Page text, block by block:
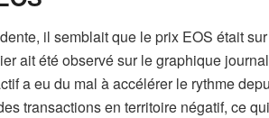
il semblait que le prix EOS était
ait été observé sur le graphique
a eu du mal à accélérer le rythme
transactions en territoire négatif, ce